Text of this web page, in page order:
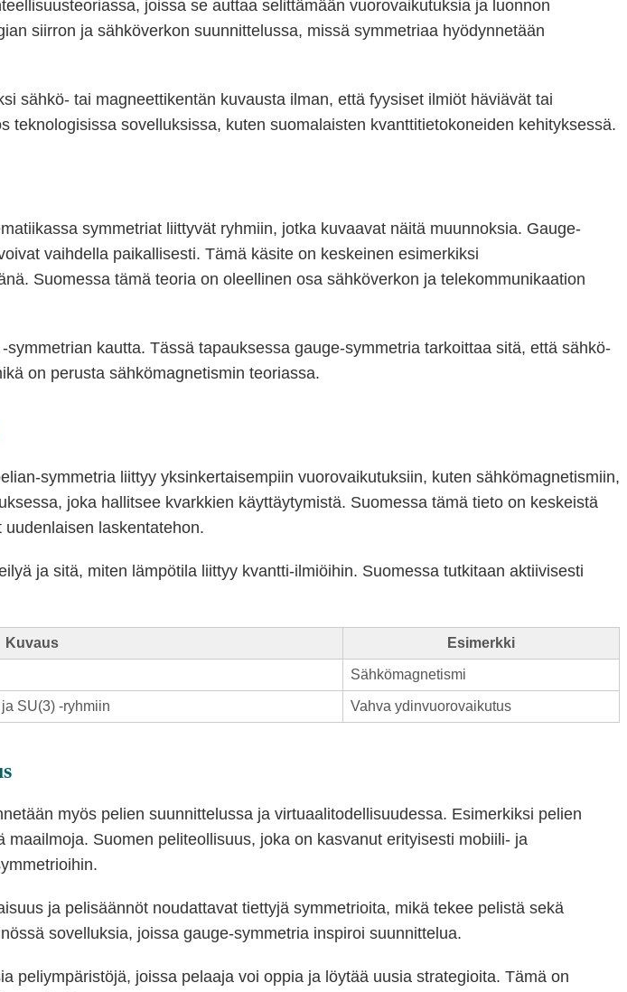
joissa se auttaa selittämään vuorovaikutuksia ja luonnon
siirron ja sähköverkon suunnittelussa, missä symmetriaa hyödynnetään
sähkö- tai magneettikentän kuvausta ilman, että fyysiset ilmiöt häviävät tai
sovelluksissa, kuten suomalaisten kvanttitietokoneiden kehityksessä.
symmetriat liittyvät ryhmiin, jotka kuvaavat näitä muunnoksia. Gauge-
vaihdella paikallisesti. Tämä käsite on keskeinen esimerkiksi
Suomessa tämä teoria on oleellinen osa sähköverkon ja telekommunikaation
kautta. Tässä tapauksessa gauge-symmetria tarkoittaa sitä, että sähkö-
on perusta sähkömagnetismin teoriassa.
symmetria liittyy yksinkertaisempiin vuorovaikutuksiin, kuten sähkömagnetismiin,
joka hallitsee kvarkkien käyttäytymistä. Suomessa tämä tieto on keskeistä
laskentatehon.
ja sitä, miten lämpötila liittyy kvantti-ilmiöihin. Suomessa tutkitaan aktiivisesti
Kuvaus Esimerkki
Sähkömagnetismi
SU(3) -ryhmiin Vahva ydinvuorovaikutus
myös pelien suunnittelussa ja virtuaalitodellisuudessa. Esimerkiksi pelien
Suomen peliteollisuus, joka on kasvanut erityisesti mobiili- ja
ja pelisäännöt noudattavat tiettyjä symmetrioita, mikä tekee pelistä sekä
sovelluksia, joissa gauge-symmetria inspiroi suunnittelua.
peliympäristöjä, joissa pelaaja voi oppia ja löytää uusia strategioita. Tämä on